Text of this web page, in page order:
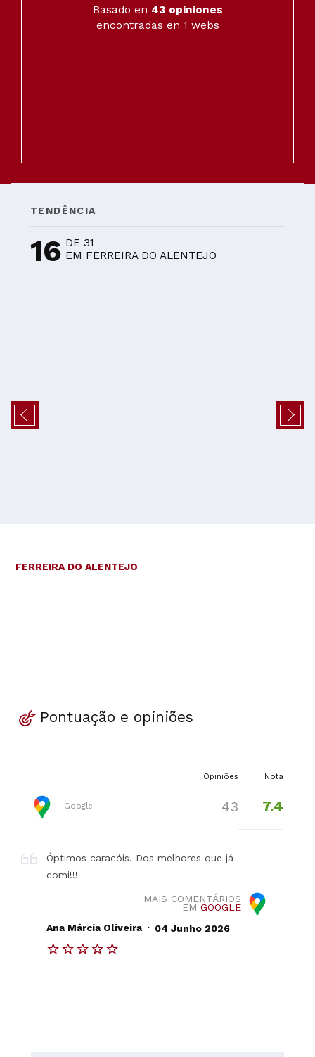
Basado en 43 opiniones
encontradas en 1 webs
TENDÊNCIA
16 DE 31
EM FERREIRA DO ALENTEJO
FERREIRA DO ALENTEJO
Pontuação e opiniões
Opiniões Nota
Google 43 7.4
Óptimos caracóis. Dos melhores que já
comi!!!
MAIS COMENTÁRIOS
EM GOOGLE
Ana Márcia Oliveira . 04 Junho 2026